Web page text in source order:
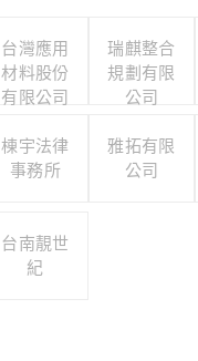
台灣應用
材料股份
有限公司
瑞麒整合
規劃有限
公司
棟宇法律
事務所
雅拓有限
公司
台南靚世
紀